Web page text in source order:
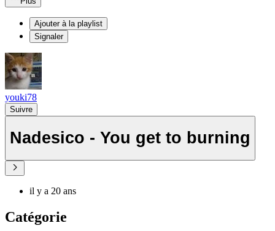
Ajouter à la playlist
Signaler
youki78
Suivre
Nadesico - You get to burning
il y a 20 ans
Catégorie